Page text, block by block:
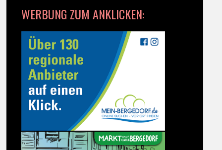
WERBUNG ZUM ANKLICKEN: